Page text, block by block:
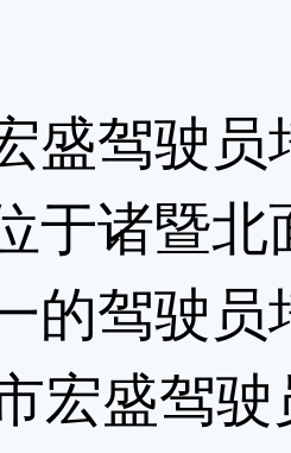
盛驾驶
于诸暨
的驾驶员
宏盛驾驶